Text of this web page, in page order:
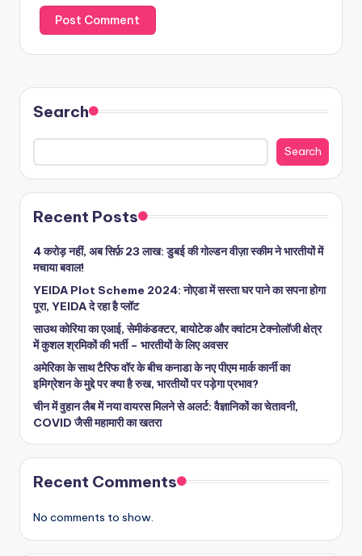
Search
Search
Recent Posts
4 करोड़ नहीं, अब सिर्फ़ 23 लाख: डुबई की गोल्डन वीज़ा स्कीम ने भारतीयों में
मचाया बवाल!
YEIDA Plot Scheme 2024: नोएडा में सस्ता घर पाने का सपना होगा
पूरा, YEIDA दे रहा है प्लॉट
साउथ कोरिया का एआई, सेमीकंडक्टर, बायोटेक और क्वांटम टेक्नोलॉजी क्षेत्र
में कुशल श्रमिकों की भर्ती – भारतीयों के लिए अवसर
अमेरिका के साथ टैरिफ वॉर के बीच कनाडा के नए पीएम मार्क कार्नी का
इमिग्रेशन के मुद्दे पर क्या है रुख, भारतीयों पर पड़ेगा प्रभाव?
चीन में वुहान लैब में नया वायरस मिलने से अलर्ट: वैज्ञानिकों का चेतावनी,
COVID जैसी महामारी का खतरा
Recent Comments
No comments to show.